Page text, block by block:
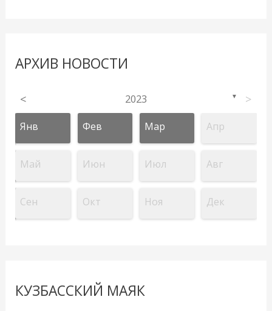
АРХИВ НОВОСТИ
< 2023 ▼ >
Янв Фев Мар Апр
Май Июн Июл Авг
Сен Окт Ноя Дек
КУЗБАССКИЙ МАЯК